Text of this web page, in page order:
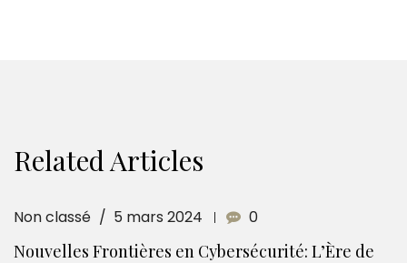
Related Articles
Non classé 5 mars 2024 0
Nouvelles Frontières en Cybersécurité: L’Ère de